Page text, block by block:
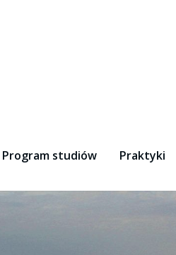
Program studiów Praktyki